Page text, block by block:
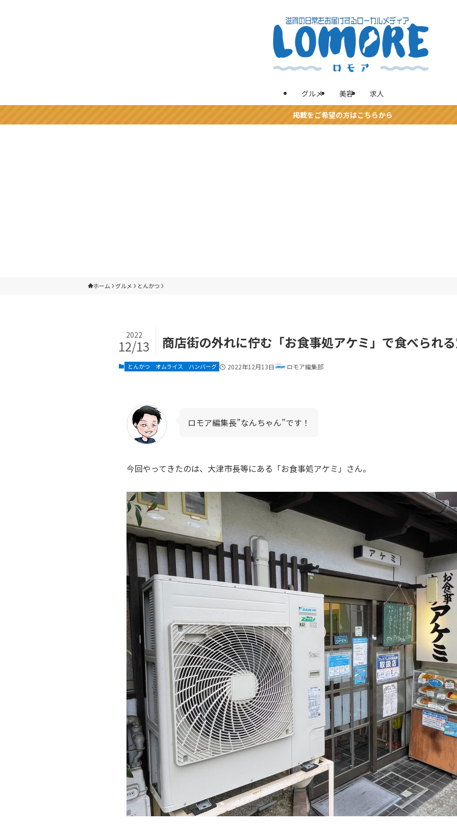
グルメ 美容 求人
掲載をご希望の方はこちらから
ホーム グルメ とんかつ
商店街の外れに佇む「お食事処アケミ」で食べられ
2022
12/13
とんかつ オムライス ハンバーグ 2022年12月13日 ロモア編集部
ロモア編集長”なんちゃん”です！
今回やってきたのは、大津市長等にある「お食事処アケミ」さん。